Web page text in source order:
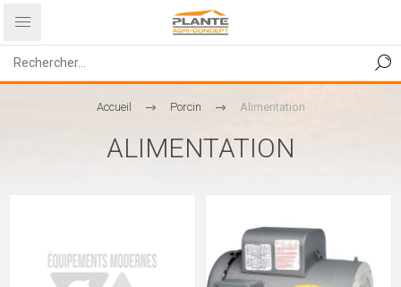
Accueil Porcin Alimentation
ALIMENTATION